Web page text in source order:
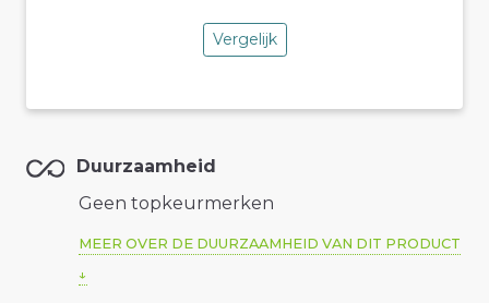
Vergelijk
Duurzaamheid
Geen topkeurmerken
MEER OVER DE DUURZAAMHEID VAN DIT PRODUCT